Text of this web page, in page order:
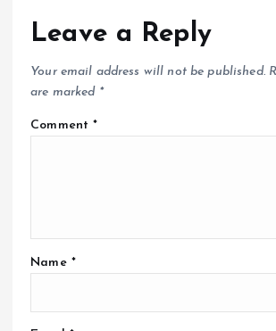
Leave a Reply
Your email address will not be published.
are marked *
Comment*
Name *